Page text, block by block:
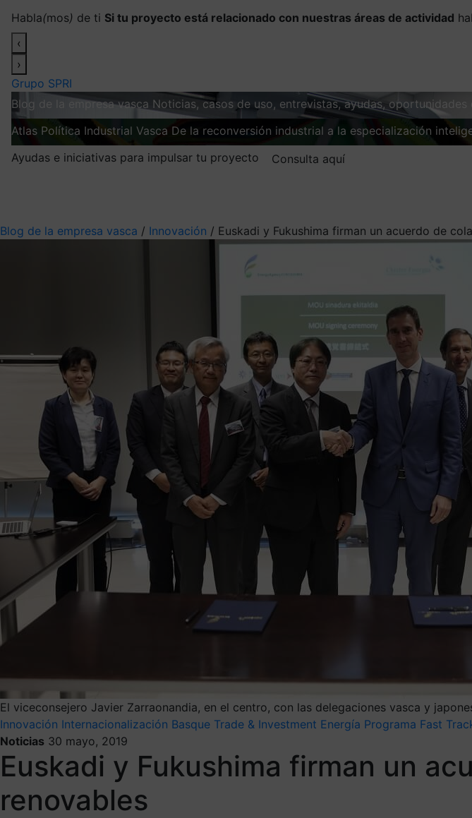
Habla(mos) de ti Si tu proyecto está relacionado con nuestras áreas de actividad
‹
›
Grupo SPRI
Blog de la empresa vasca Noticias, casos de uso, entrevistas, ayudas, oportunidades
Atlas Política Industrial Vasca De la reconversión industrial a la especialización
Ayudas e iniciativas para impulsar tu proyecto
Consulta aquí
Blog de la empresa vasca / Innovación / Euskadi y Fukushima firman un acuerdo de
El viceconsejero Javier Zarraonandia, en el centro, con las delegaciones vasca y
Innovación Internacionalización Basque Trade & Investment Energía Programa Fast
Noticias 30 mayo, 2019
Euskadi y Fukushima firman un
renovables